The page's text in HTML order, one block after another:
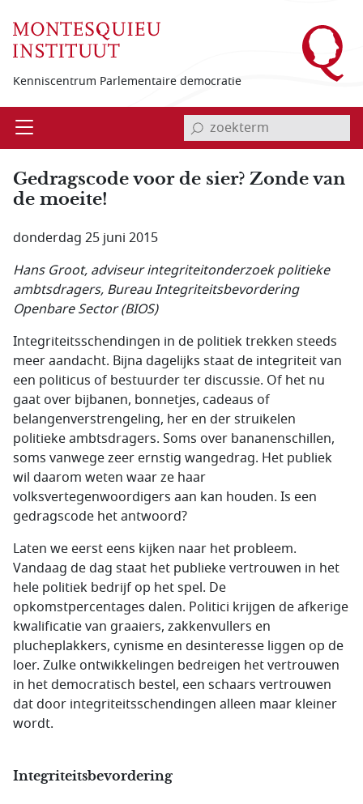
Kenniscentrum Parlementaire democratie
Open invoerveld zoekterm
Gedragscode voor de sier? Zonde van
de moeite!
donderdag 25 juni 2015
Hans Groot, adviseur integriteitonderzoek politieke
ambtsdragers, Bureau Integriteitsbevordering
Openbare Sector (BIOS)
Integriteitsschendingen in de politiek trekken steeds
meer aandacht. Bijna dagelijks staat de integriteit van
een politicus of bestuurder ter discussie. Of het nu
gaat over bijbanen, bonnetjes, cadeaus of
belangenverstrengeling, her en der struikelen
politieke ambtsdragers. Soms over bananenschillen,
soms vanwege zeer ernstig wangedrag. Het publiek
wil daarom weten waar ze haar
volksvertegenwoordigers aan kan houden. Is een
gedragscode het antwoord?
Laten we eerst eens kijken naar het probleem.
Vandaag de dag staat het publieke vertrouwen in het
hele politiek bedrijf op het spel. De
opkomstpercentages dalen. Politici krijgen de afkerige
kwalificatie van graaiers, zakkenvullers en
plucheplakkers, cynisme en desinteresse liggen op de
loer. Zulke ontwikkelingen bedreigen het vertrouwen
in het democratisch bestel, een schaars vertrouwen
dat door integriteitsschendingen alleen maar kleiner
wordt.
Integriteitsbevordering